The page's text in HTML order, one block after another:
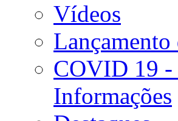
Vídeos
Lançamento
COVID 19 -
Informações